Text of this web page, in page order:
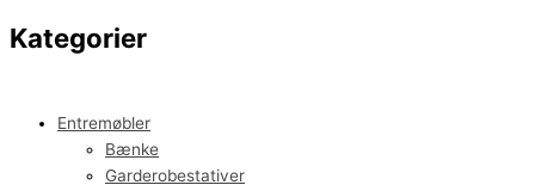
Kategorier
Entremøbler
Bænke
Garderobestativer